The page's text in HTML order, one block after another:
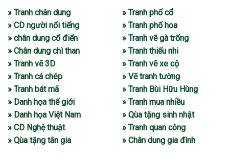
» Tranh chân dung
» CD người nổi tiếng
» chân dung cổ điển
» Chân dung chì than
» Tranh vẽ 3D
» Tranh cá chép
» Tranh bát mã
» Danh họa thế giới
» Danh họa Việt Nam
» CD Nghệ thuật
» Qùa tặng tân gia
» Tranh phố cổ
» Tranh phố hoa
» Tranh vẽ gà trống
» Tranh thiếu nhi
» Tranh vẽ xe cộ
» Vẽ tranh tường
» Tranh Bùi Hữu Hùng
» Tranh mua nhiều
» Qùa tặng sinh nhật
» Tranh quan công
» Chân dung gia đình